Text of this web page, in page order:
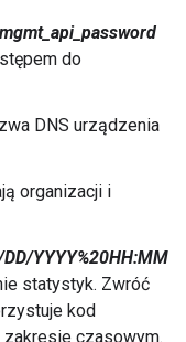
do
DNS urządzenia
organizacji i
YYYY%20HH:MM
statystyk. Zwróć
kod
czasowym.